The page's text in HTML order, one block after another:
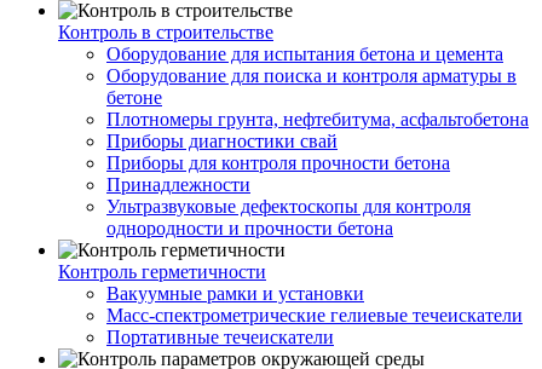
Контроль в строительстве
Оборудование для испытания бетона и цемента
Оборудование для поиска и контроля арматуры в
бетоне
Плотномеры грунта, нефтебитума, асфальтобетона
Приборы диагностики свай
Приборы для контроля прочности бетона
Принадлежности
Ультразвуковые дефектоскопы для контроля
однородности и прочности бетона
Контроль герметичности
Вакуумные рамки и установки
Масс-спектрометрические гелиевые течеискатели
Портативные течеискатели